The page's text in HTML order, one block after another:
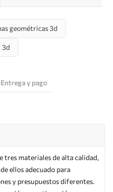
geométricas 3d
3d
Entrega y pago
tres materiales de alta calidad,
ellos adecuado para
y presupuestos diferentes.